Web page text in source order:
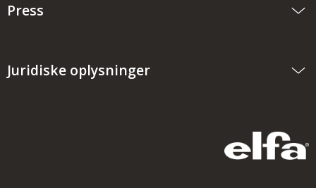
Press
Juridiske oplysninger